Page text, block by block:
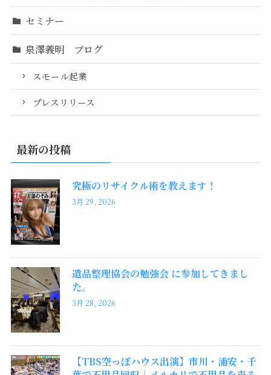
セミナー
泉澤義明 ブログ
スモール起業
プレスリリース
最新の投稿
究極のリサイクル術を教えます！
3月 29, 2026
遺品整理協会の勉強会 に参加してきまし
た。
3月 28, 2026
【TBS空っぽハウス出演】市川・浦安・千